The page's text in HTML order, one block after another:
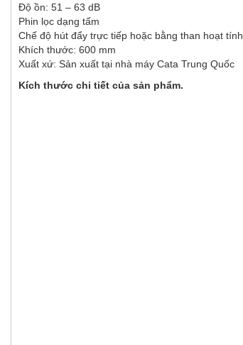
Độ ồn: 51 – 63 dB
Phin lọc dạng tấm
Chế độ hút đẩy trực tiếp hoặc bằng than hoạt tính
Khích thước: 600 mm
Xuất xứ: Sản xuất tại nhà máy Cata Trung Quốc
Kích thước chi tiết của sản phẩm.